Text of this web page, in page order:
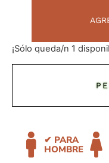
¡Sólo queda/n 1
✔ PARA
HOMBRE